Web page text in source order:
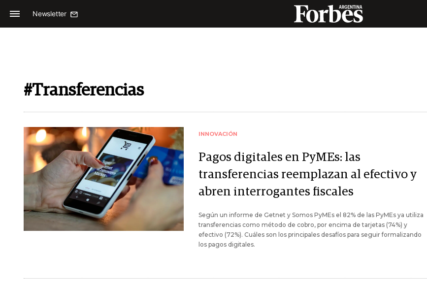
Newsletter
#Transferencias
INNOVACIÓN
Pagos digitales en PyMEs: las
transferencias reemplazan al efectivo y
abren interrogantes fiscales
Según un informe de Getnet y Somos PyMEs el 82% de las PyMEs ya utiliza
transferencias como método de cobro, por encima de tarjetas (74%) y
efectivo (72%). Cuáles son los principales desafíos para seguir formalizando
los pagos digitales.